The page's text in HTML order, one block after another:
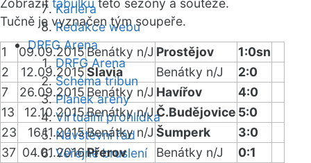
Kariéra
Redakce webu
DRFG Arena
DRFG Arena
Schéma tribun
Plánek areny
Virtuální prohlídka
Návštěvní řád
Veřejné bruslení
Zobrazit tabulku této sezóny a soutěže.
Tučně je vyznačen tým soupeře.
1 09.09.2015 Benátky n/J Prostějov
1:0sn
2
12.09.2015Slavia Benátky n/J
2:0
7
26.09.2015 Benátky n/J Havířov
4:0
13
12.10.2015Benátky n/J Č.Budějovice 5:0
23
16.11.2015Benátky n/J Šumperk
3:0
37 04.01.2016Přerov Benátky n/J
0:1